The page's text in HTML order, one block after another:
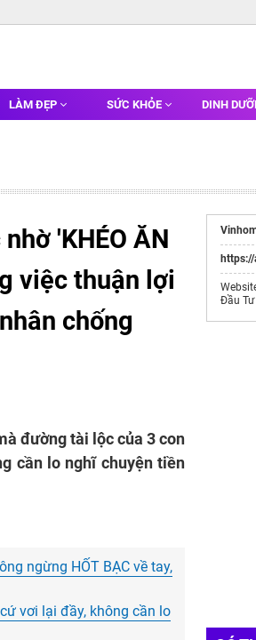
LÀM ĐẸP SỨC KHỎE DINH
'KHÉO ĂN
việc thuận lợi
chống
đường tài lộc của 3 con
cần lo nghĩ chuyện tiền
ngừng HỐT BẠC về tay,
vơi lại đầy, không cần lo
https://
Đầu Tư